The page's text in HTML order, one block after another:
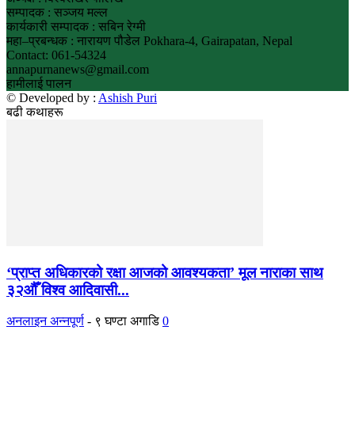
सम्पादक : सञ्जय मल्ल
कार्यकारी सम्पादक : सबिन रेग्मी
महा–प्रबन्धक : नारायण पौडेल Pokhara-4, Gairapatan, Nepal
Contact: 061-54324
annapurnanews@gmail.com
हामीलाई पालन
© Developed by : Ashish Puri
बढी कथाहरू
‘प्राप्त अधिकारको रक्षा आजको आवश्यकता’ मूल नाराका साथ
३२औँ विश्व आदिवासी...
अनलाइन अन्नपूर्ण - ९ घण्टा अगाडि 0